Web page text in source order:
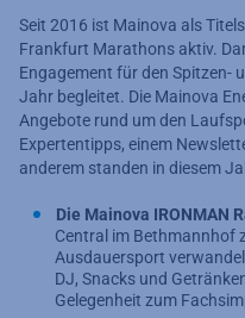
Seit 2016 ist Mainova als
Frankfurt Marathons aktiv.
Engagement für den Spitzen-
Jahr begleitet. Die Mainova
Angebote rund um den
Expertentipps, einem
anderem standen in diesem
Die Mainova IRONMAN
Central im Bethmannhof
Ausdauersport
DJ, Snacks und
Gelegenheit zum